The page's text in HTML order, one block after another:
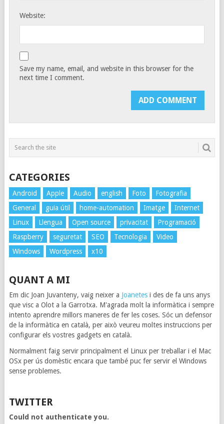
Website:
Save my name, email, and website in this browser for the
next time I comment.
CATEGORIES
Android Apple Audio english Foto
Fotografia
General
guia útil home-automation Imatge
Internet
Linux
Llengua Open source privacitat
Programació
Raspberry
seguretat SEO Tecnologia
Video
Windows
Wordpress x10
QUANT A MI
Em dic Joan Juvanteny, vaig neixer a Joanetesi des de fa uns anys
que visc a Olot a la Garrotxa. M'agrada molt la informàtica i sempre
intento aprendre millors maneres de fer les coses. Sóc un defensor
de la informàtica en català, per això veureu moltes instruccions per
configurar els vostres gadgets en català.
Normalment faig servir principalment el Linux per treballar i el Mac
OSx per ús domèstic encara que també puc fer servir el Windows
sense problemes.
TWITTER
Could not authenticate you.